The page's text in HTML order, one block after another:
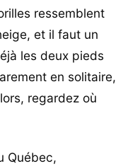
ressemblent
et il faut un
les deux pieds
en solitaire,
regardez où
Québec,